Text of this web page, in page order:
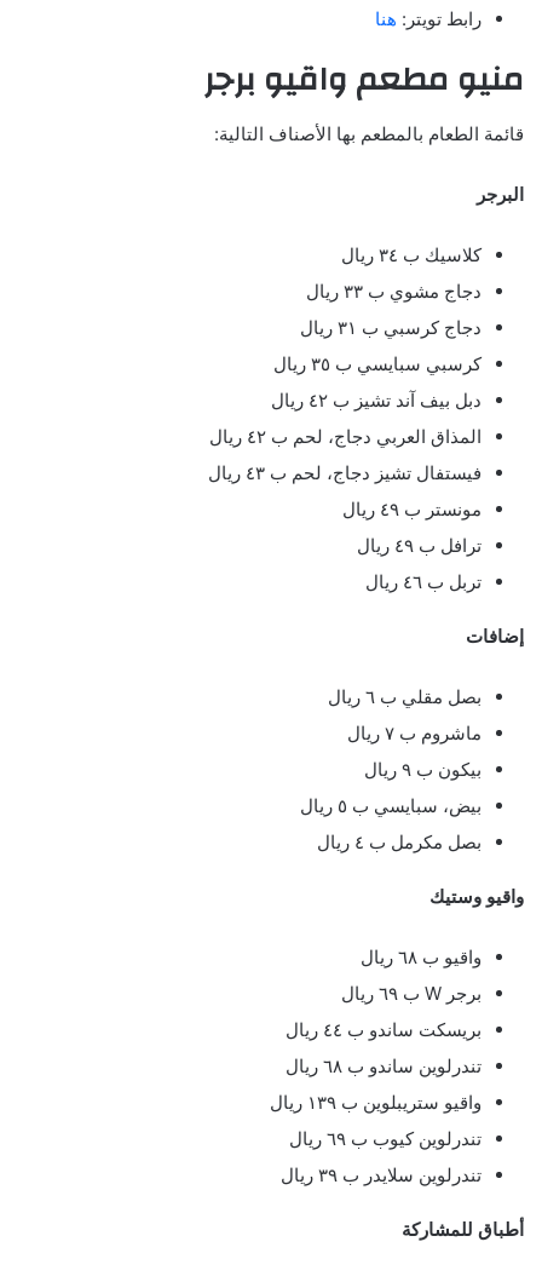
رابط تويتر: هنا
منيو مطعم واقيو برجر
قائمة الطعام بالمطعم بها الأصناف التالية:
البرجر
كلاسيك ب ٣٤ ريال
دجاج مشوي ب ٣٣ ريال
دجاج كرسبي ب ٣١ ريال
كرسبي سبايسي ب ٣٥ ريال
دبل بيف آند تشيز ب ٤٢ ريال
المذاق العربي دجاج، لحم ب ٤٢ ريال
فيستفال تشيز دجاج، لحم ب ٤٣ ريال
مونستر ب ٤٩ ريال
ترافل ب ٤٩ ريال
تربل ب ٤٦ ريال
إضافات
بصل مقلي ب ٦ ريال
ماشروم ب ٧ ريال
بيكون ب ٩ ريال
بيض، سبايسي ب ٥ ريال
بصل مكرمل ب ٤ ريال
واقيو وستيك
واقيو ب ٦٨ ريال
برجر W ب ٦٩ ريال
بريسكت ساندو ب ٤٤ ريال
تندرلوين ساندو ب ٦٨ ريال
واقيو ستريبلوين ب ١٣٩ ريال
تندرلوين كيوب ب ٦٩ ريال
تندرلوين سلايدر ب ٣٩ ريال
أطباق للمشاركة